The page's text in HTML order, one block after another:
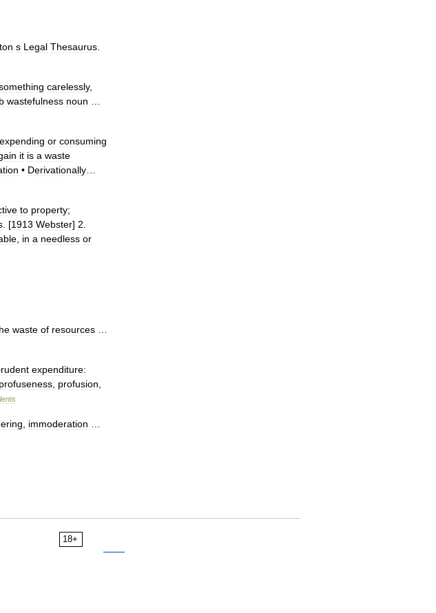
s Legal Thesaurus
carelessly,
wastefulness noun
expending or consuming
it is a waste
• Derivationally
to property;
. [1913 Webster] 2
in a needless or
waste of resources
expenditure:
profuseness profusion
immoderation
18+